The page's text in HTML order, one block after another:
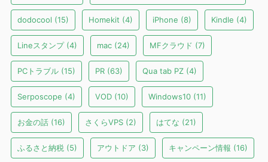
dodocool (15) Homekit (4) iPhone (8) Kindle (4)
Lineスタンプ(4) mac (24) MFクラウド (7)
PCトラブル (15) PR (63) Qua tab PZ (4)
Serposcope (4) VOD (10) Windows10 (11)
お金の話 (16) さくらVPS (2) はてな (21)
ふるさと納税 (5) アウトドア (3) キャンペーン情報 (16)